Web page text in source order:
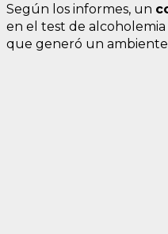
Según los informes, un
en el test de
que generó un